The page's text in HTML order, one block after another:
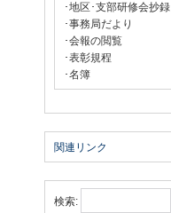
･地区･支部研修会抄録
･事務局だより
･会報の閲覧
･表彰規程
･名簿
関連リンク
検索: